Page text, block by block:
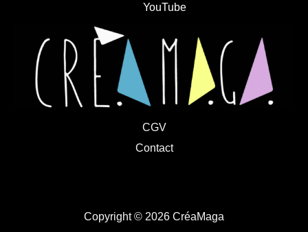
YouTube
CGV
Contact
Copyright © 2026 CréaMaga